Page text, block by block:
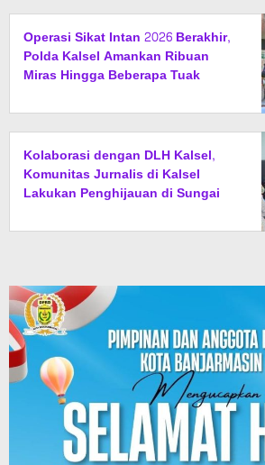
Operasi Sikat Intan 2026 Berakhir,
Polda Kalsel Amankan Ribuan
Miras Hingga Beberapa Tuak
Kolaborasi dengan DLH Kalsel,
Komunitas Jurnalis di Kalsel
Lakukan Penghijauan di Sungai